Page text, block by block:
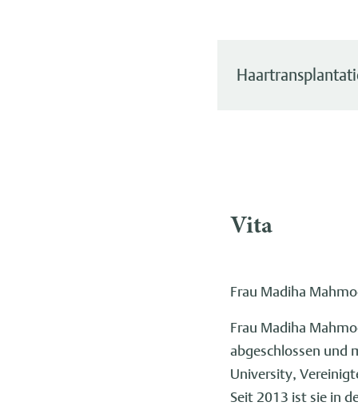
Vita
Frau Madiha
Frau Madiha
abgeschlossen und
University,
Seit 2013 ist sie in